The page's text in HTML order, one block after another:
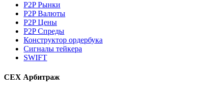
P2P Рынки
P2P Валюты
P2P Цены
P2P Спреды
Конструктор ордербука
Сигналы тейкера
SWIFT
CEX Арбитраж